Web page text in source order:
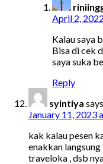
April 2,
Kalau saya
Bisa di cek
saya suka
Reply
syintiya
January 11, 2023
kak kalau pesen
enakkan
traveloka , dsb